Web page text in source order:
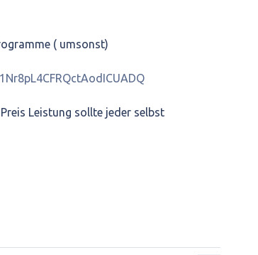
( umsonst)
Leistung sollte jeder selbst